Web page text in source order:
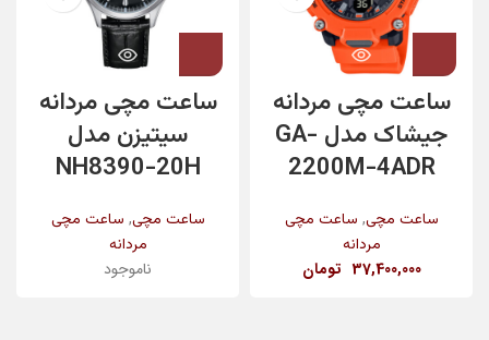
ساعت مچی مردانه
جیشاک مدل GA-
2200M-4ADR
ساعت مچی, ساعت مچی
مردانه
37,400,000 تومان
ساعت مچی مردانه
سیتیزن مدل
NH8390-20H
ساعت مچی, ساعت مچی
مردانه
ناموجود